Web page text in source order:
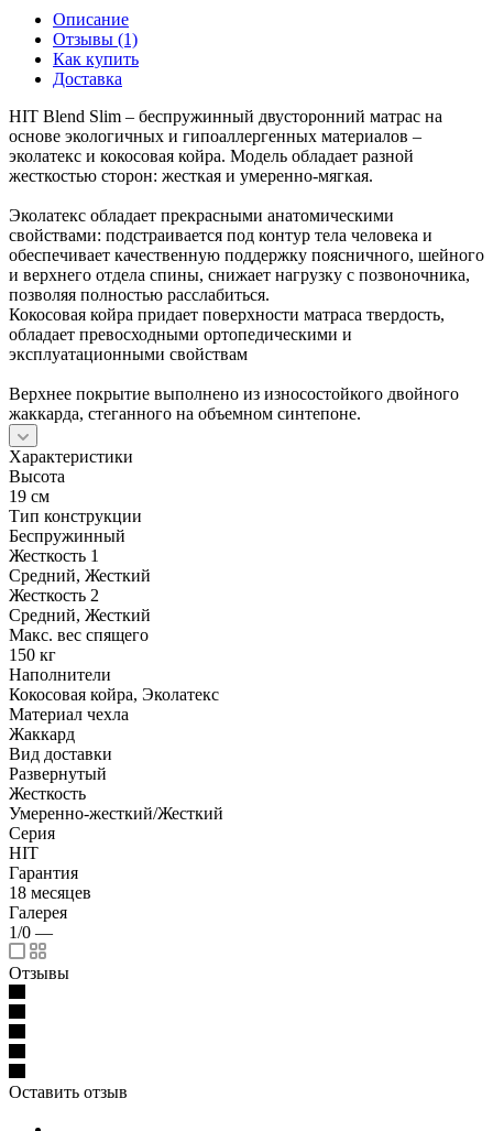
Описание
Отзывы (1)
Как купить
Доставка
HIT Blend Slim – беспружинный двусторонний матрас на
основе экологичных и гипоаллергенных материалов –
эколатекс и кокосовая койра. Модель обладает разной
жесткостью сторон: жесткая и умеренно-мягкая.
Эколатекс обладает прекрасными анатомическими
свойствами: подстраивается под контур тела человека и
обеспечивает качественную поддержку поясничного, шейного
и верхнего отдела спины, снижает нагрузку с позвоночника,
позволяя полностью расслабиться.
Кокосовая койра придает поверхности матраса твердость,
обладает превосходными ортопедическими и
эксплуатационными свойствам
Верхнее покрытие выполнено из износостойкого двойного
жаккарда, стеганного на объемном синтепоне.
Характеристики
Высота
19 см
Тип конструкции
Беспружинный
Жесткость 1
Средний, Жесткий
Жесткость 2
Средний, Жесткий
Макс. вес спящего
150 кг
Наполнители
Кокосовая койра, Эколатекс
Материал чехла
Жаккард
Вид доставки
Развернутый
Жесткость
Умеренно-жесткий/Жесткий
Серия
HIT
Гарантия
18 месяцев
Галерея
1/0 —
Отзывы
Оставить отзыв